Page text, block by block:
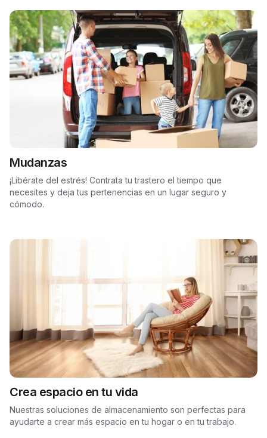
Mudanzas
¡Libérate del estrés! Contrata tu trastero el tiempo que
necesites y deja tus pertenencias en un lugar seguro y
cómodo.
Crea espacio en tu vida
Nuestras soluciones de almacenamiento son perfectas para
ayudarte a crear más espacio en tu hogar o en tu trabajo.